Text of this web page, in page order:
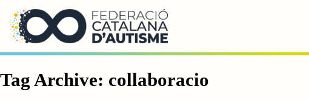
Saltar al contingut principal
Tag Archive: collaboracio